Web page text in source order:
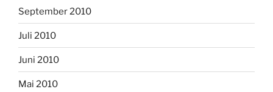
September 2010
Juli 2010
Juni 2010
Mai 2010